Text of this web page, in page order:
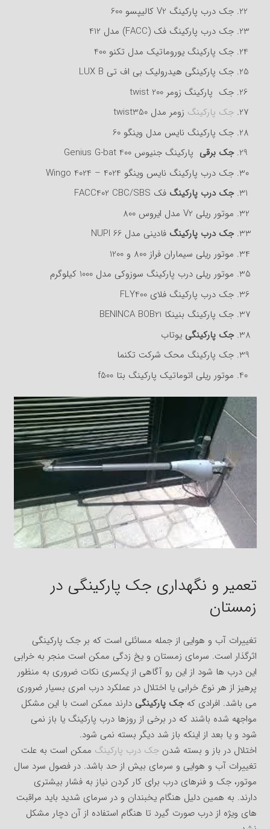
جک درب پارکینگ V2 کالیپسو 600
جک درب پارکینگ فک (FACC) مدل 412
جک پارکینگ یوروماتیک مدل تکنو 400
جک پارکینگی هیدرولیک بی اف تی LUX B
جک پارکینگ زومر twist 200
جک پارکینگ زومر مدل twist350
جک پارکینگ نایس مدل وینگو 60
جک برقی پارکینگ جنیوس 400 Genius G-bat
جک درب پارکینگ نایس وینگو 4024 – Wingo 4024
جک درب پارکینگ فک FACC402 CBC/SBS
موتور ریلی V2 مدل ایروس 800
جک درب پارکینگ فادینی مدل NUPI 66
موتور ریلی سیماران فراز 800 و 1200
موتور ریلی درب پارکینگ سوزوکی مدل 1000 کیلوگرم
جک درب پارکینگ فلای FLY400
جک پارکینگ بنینکا BENINCA BOB21
جک پارکینگی یوتاب
جک پارکینگ محک شرکت تکنما
موتور ریلی اتوماتیک پارکینگ بتا f500
تعمیر و نگهداری جک پارکینگی در
زمستان
تغییرات آب و هوایی از جمله مسائلی است که بر جک پارکینگی
اثرگذار است. سرمای زمستان و یخ زدگی ممکن است منجر به خرابی
این درب ها شود از این رو آگاهی از یکسری نکات ضروری به منظور
پرهیز از هر نوع خرابی یا اختلال در عملکرد درب امری بسیار ضروری
می باشد. افرادی کهجک پارکینگی دارند ممکن است با این مشکل
مواجهه شده باشند که در برخی از روزها درب پارکینگ یا باز نمی
شود و یا بعد از اینکه باز شد دیگر بسته نمی شود.
اختلال در باز و بسته شدنجک درب پارکینگ ممکن است به علت
تغییرات آب و هوایی و سرمای بیش از حد باشد. در فصول سرد سال
موتور، جک و فنرهای درب برای کار کردن نیاز به فشار بیشتری
دارند. به همین دلیل هنگام یخبندان و در سرمای شدید باید مراقبت
های ویژه از درب صورت گیرد تا هنگام استفاده از آن دچار مشکل